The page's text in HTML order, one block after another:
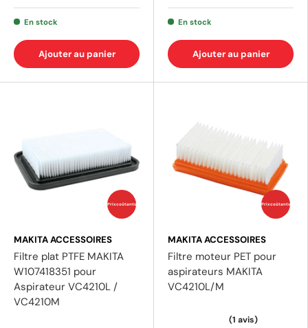
(1 avis)
En stock
Ajouter au panier
En stock
Ajouter au panier
Prix coûtants
MAKITA ACCESSOIRES
Filtre plat PTFE MAKITA
W107418351 pour
Aspirateur VC4210L /
VC4210M
Prix coûtants
MAKITA ACCESSOIRES
Filtre moteur PET pour
aspirateurs MAKITA
VC4210L/M